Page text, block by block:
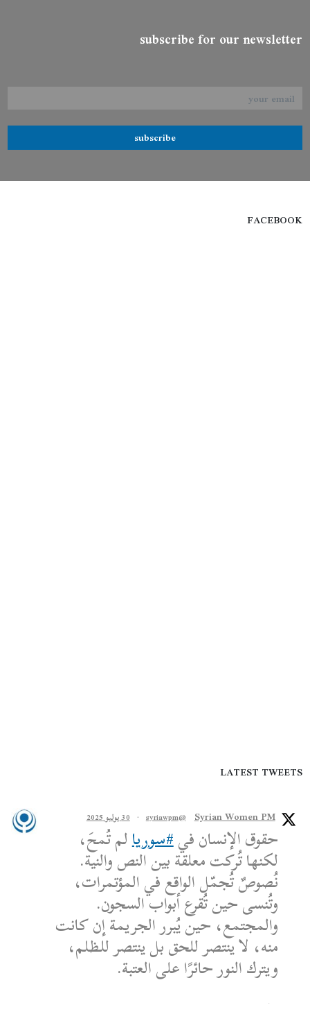
subscribe for our newsletter
subscribe
FACEBOOK
LATEST TWEETS
Syrian Women PM
@syriawpm
· 30 يوليو 2025
حقوق الإنسان في#سوريالم تُمحَ،
لكنها تُركت معلقة بين النص والنية.
نُصوصٌ تُجمّل الواقع في المؤتمرات،
وتُنسى حين تُقرع أبواب السجون.
والمجتمع، حين يُبرر الجريمة إن كانت
منه، لا ينتصر للحق بل ينتصر للظلم،
ويترك النور حائرًا على العتبة.
الكاتب: محمد الشماع